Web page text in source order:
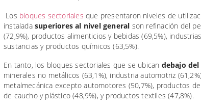
Los bloques sectoriales que presentaron niveles de
instaladasuperiores al nivel general son refinación del
(72,9%), productos alimenticios y bebidas (69,5%),
sustancias y productos químicos (63,5%).
En tanto, los bloques sectoriales que se ubican debajo
minerales no metálicos (63,1%), industria automotriz
metalmecánica excepto automotores (50,7%), productos
de caucho y plástico (48,9%), y productos textiles (47,8%).